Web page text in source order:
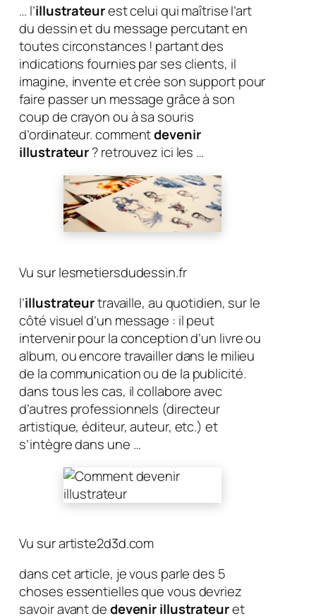
… l’illustrateurest celui qui maîtrise l’art
du dessin et du message percutant en
toutes circonstances ! partant des
indications fournies par ses clients, il
imagine, invente et crée son support pour
faire passer un message grâce à son
coup de crayon ou à sa souris
d’ordinateur. commentdevenir
illustrateur? retrouvez ici les …
Vu sur lesmetiersdudessin.fr
l’illustrateurtravaille, au quotidien, sur le
côté visuel d’un message : il peut
intervenir pour la conception d’un livre ou
album, ou encore travailler dans le milieu
de la communication ou de la publicité.
dans tous les cas, il collabore avec
d’autres professionnels (directeur
artistique, éditeur, auteur, etc.) et
s’intègre dans une …
Vu sur artiste2d3d.com
dans cet article, je vous parle des 5
choses essentielles que vous devriez
savoir avant dedevenir illustrateuret